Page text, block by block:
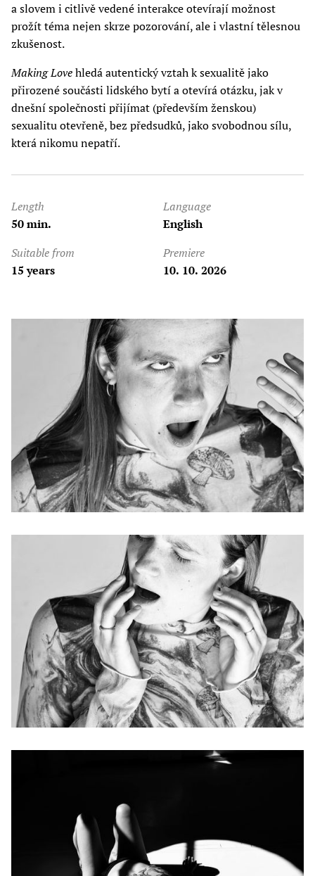
a slovem i citlivě vedené interakce otevírají možnost
prožít téma nejen skrze pozorování, ale i vlastní tělesnou
zkušenost.
Making Lovehledá autentický vztah k sexualitě jako
přirozené součásti lidského bytí a otevírá otázku, jak v
dnešní společnosti přijímat (především ženskou)
sexualitu otevřeně, bez předsudků, jako svobodnou sílu,
která nikomu nepatří.
Length
50 min.
Suitable from
15 years
Language
English
Premiere
10. 10. 2026